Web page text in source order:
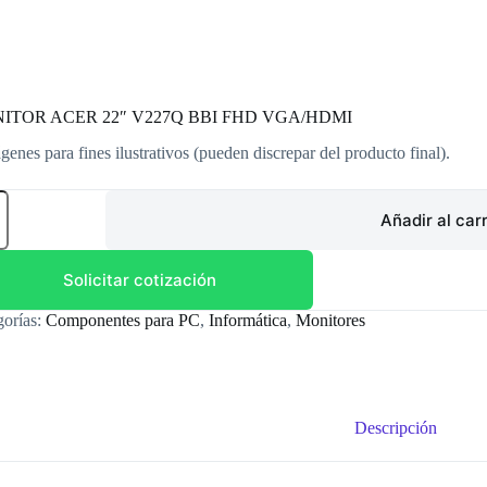
ACER 22″ V227Q BBI FHD VGA/HDMI
para fines ilustrativos (pueden discrepar del producto final).
HDMI
Añadir al
Solicitar cotización
Componentes para PC, Informática, Monitores
Descripción